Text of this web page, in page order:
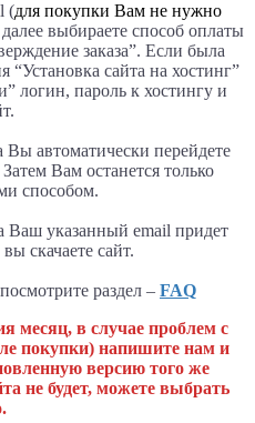
(для покупки Вам не нужно
далее выбираете способ оплаты
заказа”. Если была
сайта на хостинг”
” логин, пароль к хостингу и
Вы автоматически перейдете
Вам останется только
способом.
Ваш указанный email придет
скачаете сайт.
раздел – FAQ
месяц, в случае проблем с
покупки) напишите нам и
версию того же
не будет, можете выбрать